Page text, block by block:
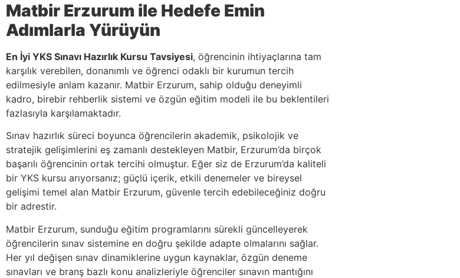
Matbir Erzurum ile Hedefe Emin
Adımlarla Yürüyün
En İyi YKS Sınavı Hazırlık Kursu Tavsiyesi, öğrencinin ihtiyaçlarına tam
karşılık verebilen, donanımlı ve öğrenci odaklı bir kurumun tercih
edilmesiyle anlam kazanır. Matbir Erzurum, sahip olduğu deneyimli
kadro, birebir rehberlik sistemi ve özgün eğitim modeli ile bu beklentileri
fazlasıyla karşılamaktadır.
Sınav hazırlık süreci boyunca öğrencilerin akademik, psikolojik ve
stratejik gelişimlerini eş zamanlı destekleyen Matbir, Erzurum’da birçok
başarılı öğrencinin ortak tercihi olmuştur. Eğer siz de Erzurum’da kaliteli
bir YKS kursu arıyorsanız; güçlü içerik, etkili denemeler ve bireysel
gelişimi temel alan Matbir Erzurum, güvenle tercih edebileceğiniz doğru
bir adrestir.
Matbir Erzurum, sunduğu eğitim programlarını sürekli güncelleyerek
öğrencilerin sınav sistemine en doğru şekilde adapte olmalarını sağlar.
Her yıl değişen sınav dinamiklerine uygun kaynaklar, özgün deneme
sınavları ve branş bazlı konu analizleriyle öğrenciler sınavın mantığını